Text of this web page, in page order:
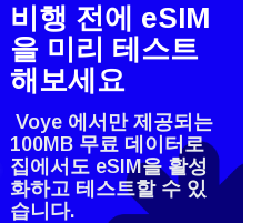
비행 전에 eSIM
을 미리 테스트
해보세요
Voye 에서만 제공되는
100MB 무료 데이터로
집에서도 eSIM을 활성
화하고 테스트할 수 있
습니다.